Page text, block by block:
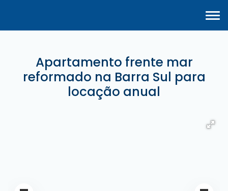
Apartamento frente mar
reformado na Barra Sul para
locação anual